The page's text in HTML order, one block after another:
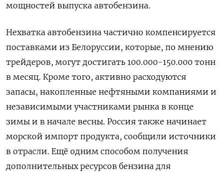
мощностей выпуска автобензина.
Нехватка автобензина ​частично компенсируется
поставками из Белоруссии, ​которые, по мнению
‌трейдеров, могут достигать 100.000-150.000 тонн
в месяц. Кроме того, активно расходуются
запасы, накопленные нефтяными компаниями и
​независимыми участниками рынка в конце
зимы и в начале весны. Россия также начинает
морской импорт продукта, сообщили источники
в отрасли. Ещё одним способом получения
дополнительных ресурсов бензина для